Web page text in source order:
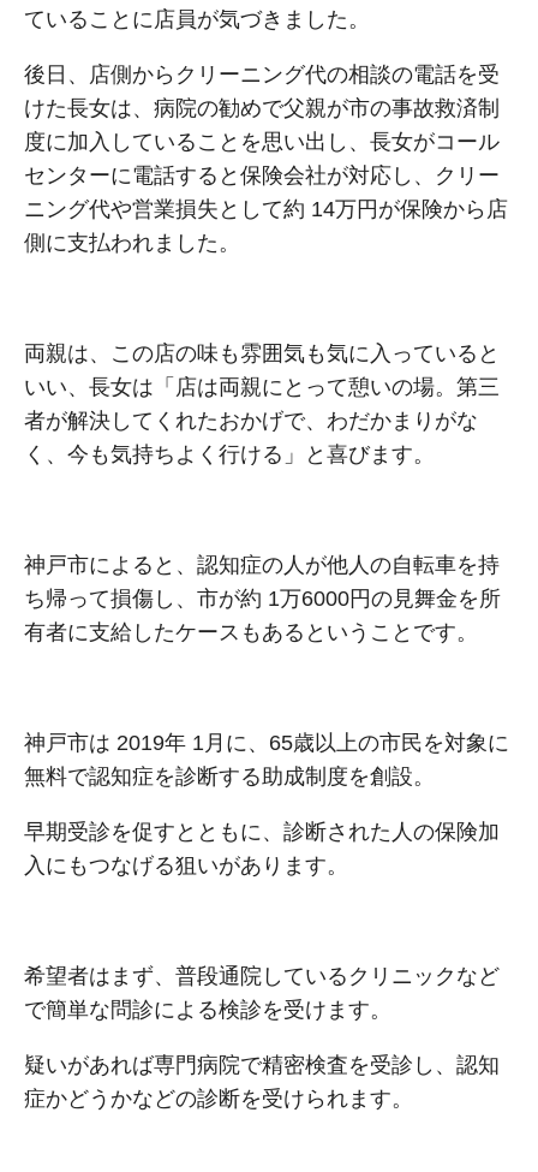
ていることに店員が気づきました。
後⽇、店側からクリーニング代の相談の電話を受
けた⻑⼥は、病院の勧めで⽗親が市の事故救済制
度に加⼊していることを思い出し、⻑⼥がコール
センターに電話すると保険会社が対応し、クリー
ニング代や営業損失として約 14万円が保険から店
側に⽀払われました。
両親は、この店の味も雰囲気も気に⼊っていると
いい、⻑⼥は「店は両親にとって憩いの場。第三
者が解決してくれたおかげで、わだかまりがな
く、今も気持ちよく⾏ける」と喜びます。
神戸市によると、認知症の⼈が他⼈の⾃転⾞を持
ち帰って損傷し、市が約 1万6000円の⾒舞⾦を所
有者に⽀給したケースもあるということです。
神戸市は 2019年 1⽉に、65歳以上の市⺠を対象に
無料で認知症を診断する助成制度を創設。
早期受診を促すとともに、診断された⼈の保険加
⼊にもつなげる狙いがあります。
希望者はまず、普段通院しているクリニックなど
で簡単な問診による検診を受けます。
疑いがあれば専⾨病院で精密検査を受診し、認知
症かどうかなどの診断を受けられます。